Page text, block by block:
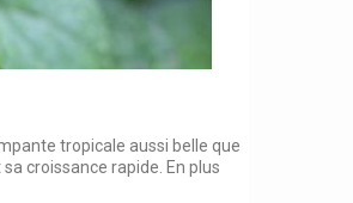
tropicale aussi belle que
croissance rapide. En plus